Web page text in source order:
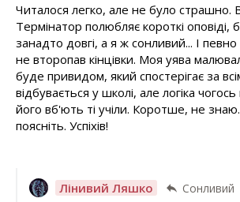
Читалося легко, але не було страшно.
Термінатор полюбляє короткі оповіді,
занадто довгі, а я ж сонливий... І
не второпав кінцівки. Моя уява
буде привидом, який спостерігає за
відбувається у школі, але логіка
його вб'ють ті учіли. Коротше, не
поясніть. Успіхів!
Лінивий Ляшко Сонливий